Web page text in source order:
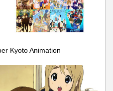
Kyoto Animation